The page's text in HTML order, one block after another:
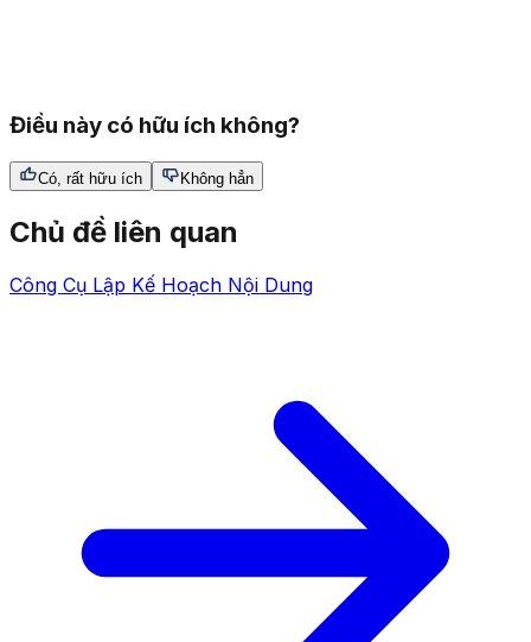
Điều này có hữu ích không?
Có, rất hữu ích Không hẳn
Chủ đề liên quan
Công Cụ Lập Kế Hoạch Nội Dung